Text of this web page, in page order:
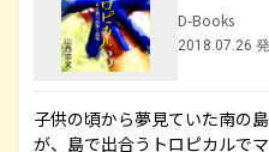
D-Books
2018.07.26
子供の頃から夢見ていた南の
が、島で出合うトロピカルで